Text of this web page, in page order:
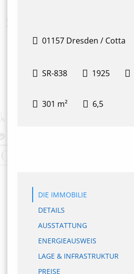
01157 Dresden / Cotta
SR-838 1925
301 m² 6,5
DIE IMMOBILIE
DETAILS
AUSSTATTUNG
ENERGIEAUSWEIS
LAGE & INFRASTRUKTUR
PREISE